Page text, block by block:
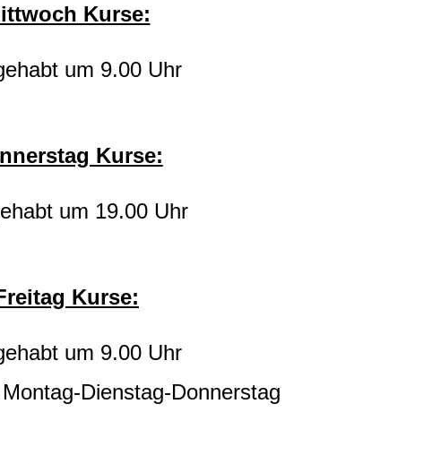
Kurse:
um 9.00 Uhr
Kurse:
um 19.00 Uhr
Kurse:
um 9.00 Uhr
Dienstag-Donnerstag